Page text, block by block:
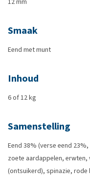
Smaak
Eend met munt
Inhoud
6 of 12 kg
Samenstelling
Eend 38% (verse eend
zoete aardappelen,
(ontsuikerd), spinazie, rode